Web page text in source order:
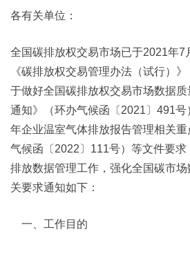
各有关单位：
全国碳排放权交易市场已于2021年7
《碳排放权交易管理办法（试行）
于做好全国碳排放权交易市场数据
通知》（环办气候函〔2021〕491
年企业温室气体排放报告管理相关
气候函〔2022〕111号）等文件要
排放数据管理工作，强化全国碳市
关要求通知如下：
一、工作目的